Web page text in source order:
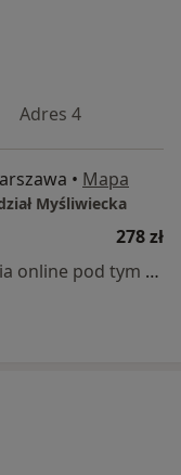
Adres 4
• Mapa
Myśliwiecka
278 zł
Specjalista nie oferuje umawiania online pod tym adresem.